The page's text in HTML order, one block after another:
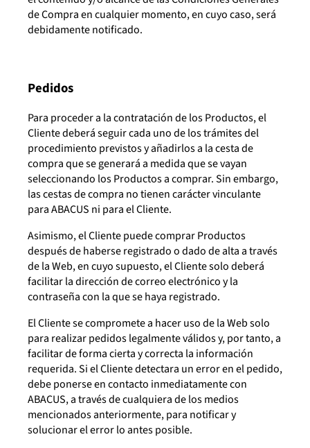
de Compra en cualquier momento, en cuyo caso, será
debidamente notificado.
Pedidos
Para proceder a la contratación de los Productos, el
Cliente deberá seguir cada uno de los trámites del
procedimiento previstos y añadirlos a la cesta de
compra que se generará a medida que se vayan
seleccionando los Productos a comprar. Sin embargo,
las cestas de compra no tienen carácter vinculante
para ABACUS ni para el Cliente.
Asimismo, el Cliente puede comprar Productos
después de haberse registrado o dado de alta a través
de la Web, en cuyo supuesto, el Cliente solo deberá
facilitar la dirección de correo electrónico y la
contraseña con la que se haya registrado.
El Cliente se compromete a hacer uso de la Web solo
para realizar pedidos legalmente válidos y, por tanto, a
facilitar de forma cierta y correcta la información
requerida. Si el Cliente detectara un error en el pedido,
debe ponerse en contacto inmediatamente con
ABACUS, a través de cualquiera de los medios
mencionados anteriormente, para notificar y
solucionar el error lo antes posible.